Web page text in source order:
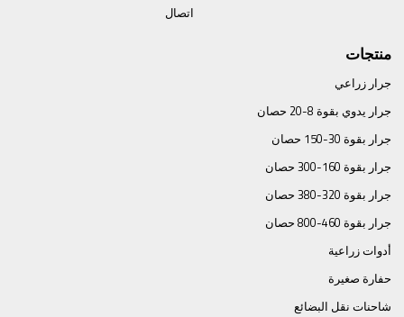
اتصال
منتجات
جرار زراعي
جرار يدوي بقوة 8-20 حصان
جرار بقوة 30-150 حصان
جرار بقوة 160-300 حصان
جرار بقوة 320-380 حصان
جرار بقوة 460-800 حصان
أدوات زراعية
حفارة صغيرة
شاحنات نقل البضائع